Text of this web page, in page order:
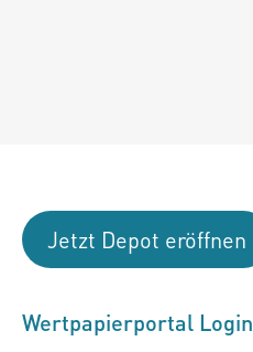
Jetzt Depot eröffnen
Wertpapierportal Login